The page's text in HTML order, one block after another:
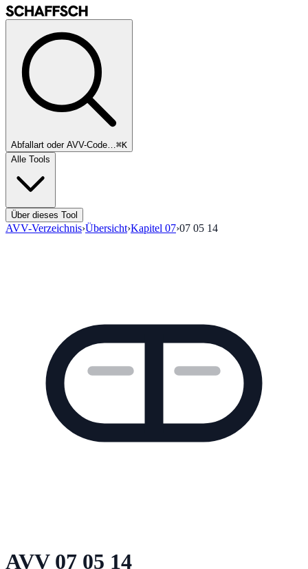
Abfallart oder AVV-Code…⌘K
Alle Tools
Über dieses Tool
AVV-Verzeichnis›Übersicht›Kapitel 07›07 05 14
AVV 07 05 14